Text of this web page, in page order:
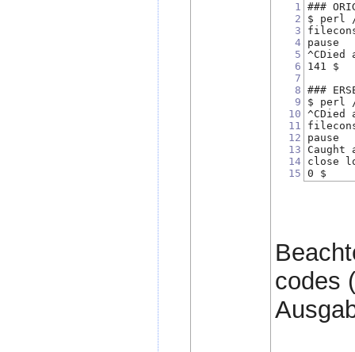
1
2
3
4
5
6
7
8
9
10
11
12
13
14
15
###
$ perl
pause
141 $
###
$ perl
pause
close
0 $
codes